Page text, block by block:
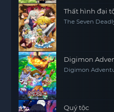
Thất hình đại
The Seven
Digimon
Digimon
Quý tộc